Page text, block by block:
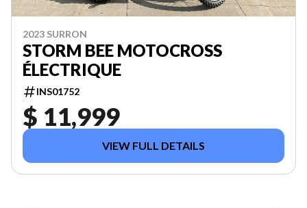
2023 SURRON
STORM BEE MOTOCROSS
ÉLECTRIQUE
INS01752
$ 11,999
VIEW FULL DETAILS